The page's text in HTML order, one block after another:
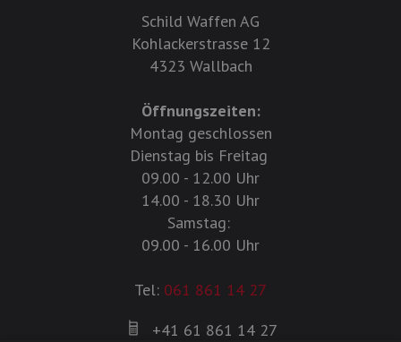
Schild Waffen AG
Kohlackerstrasse 12
4323 Wallbach
Öffnungszeiten:
Montag geschlossen
Dienstag bis Freitag
09.00 - 12.00 Uhr
14.00 - 18.30 Uhr
Samstag:
09.00 - 16.00 Uhr
Tel: 061 861 14 27
+41 61 861 14 27